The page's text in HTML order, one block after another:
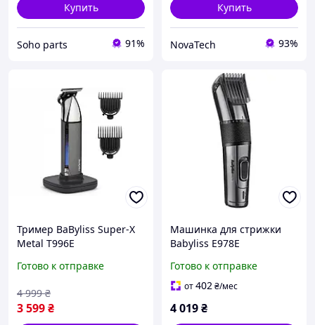
Купить
Soho parts 91%
Купить
NovaTech 93%
Тример BaByliss Super-X
Metal T996E
Готово к отправке
3 599₴
4 999 ₴
Машинка для стрижки
Babyliss E978E
Готово к отправке
от402₴/мес
4 019₴